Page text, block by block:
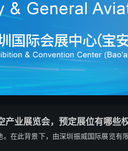
业展览会，预定展位有哪些权
在此背景下，由深圳振威国际展览